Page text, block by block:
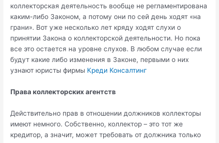
коллекторская деятельность вообще не регламентирована
каким-либо Законом, а потому они по сей день ходят «на
грани». Вот уже несколько лет кряду ходят слухи о
принятии Закона о коллекторской деятельности. Но пока
все это остается на уровне слухов. В любом случае если
будут какие либо изменения в Законе, первыми о них
узнают юристы фирмы Креди Консалтинг
Права коллекторских агентств
Действительно прав в отношении должников коллекторы
имеют немного. Собственно, коллектор – это тот же
кредитор, а значит, может требовать от должника только